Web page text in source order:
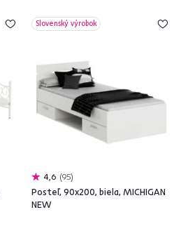
Slovenský výrobok
4,6 95
Posteľ, 90x200, biela, MICHIGAN
NEW